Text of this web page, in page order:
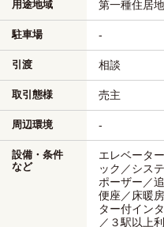
用途地域 第一種住居
駐車場 -
引渡 相談
取引態様 売主
周辺環境 -
設備・条件
など
エレベータ
ック／シス
ポーザー／
便座／床暖
ター付イン
／３駅以上